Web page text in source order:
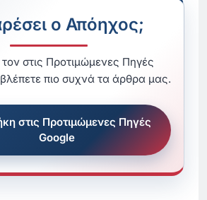
ο Απόηχος;
στις Προτιμώμενες Πηγές
πιο συχνά τα άρθρα μας.
στις Προτιμώμενες Πηγές
Google